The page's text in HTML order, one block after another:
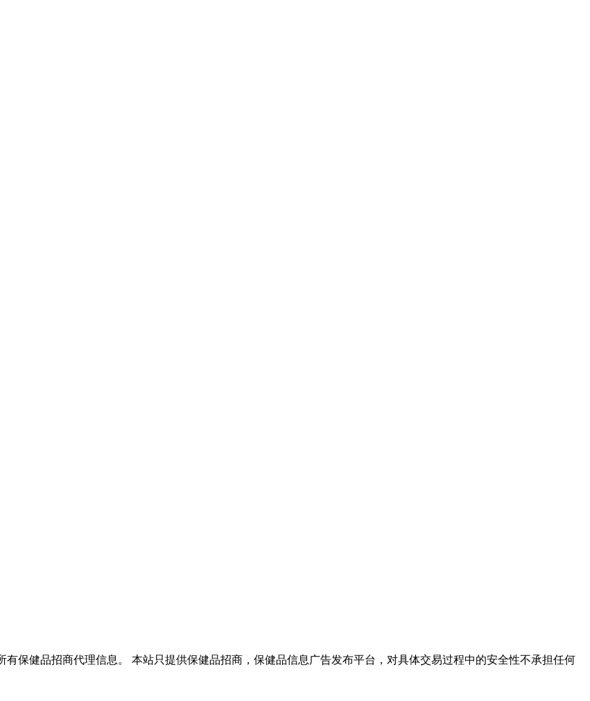
有保健品招商代理信息。 本站只提供保健品招商，保健品信息广告发布平台，对具体交易过程中的安全性不承担任何